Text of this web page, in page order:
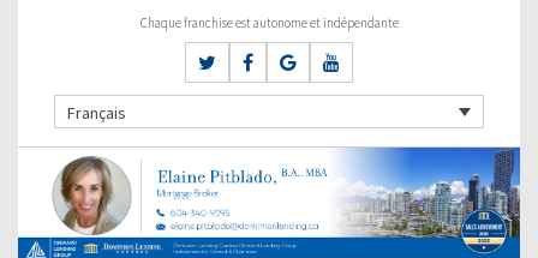
Chaque franchise est autonome et indépendante
Français